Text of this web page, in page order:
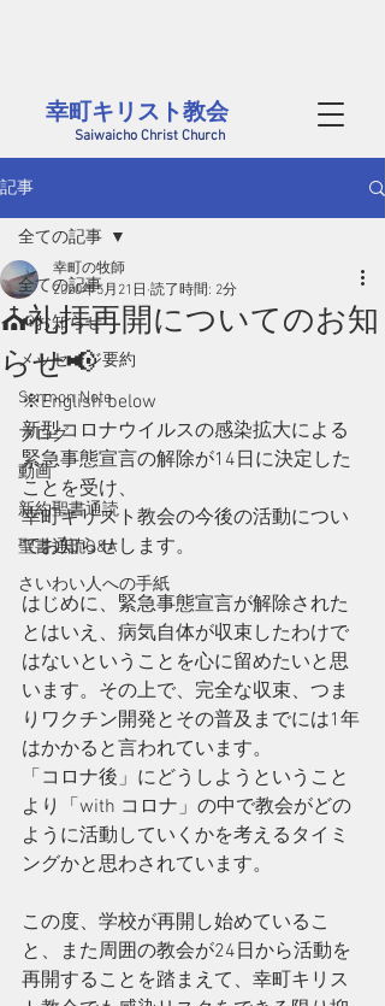
幸町キリスト教会​
Saiwaicho Christ Church
記事
全ての記事
📢お知らせ
メッセージ要約
Sermon Note
ブログ
動画
新約聖書通読
聖書通読Q&A
さいわい人への手紙
全ての記事
⛪礼拝再開についてのお知
らせ📢
幸町の牧師
2020年5月21日 読了時間: 2分
※English below
新型コロナウイルスの感染拡大による
緊急事態宣言の解除が14日に決定した
ことを受け、
幸町キリスト教会の今後の活動につい
てお知らせします。
はじめに、緊急事態宣言が解除された
とはいえ、病気自体が収束したわけで
はないということを心に留めたいと思
います。その上で、完全な収束、つま
りワクチン開発とその普及までには1年
はかかると言われています。
「コロナ後」にどうしようということ
より「with コロナ」の中で教会がどの
ように活動していくかを考えるタイミ
ングかと思わされています。
この度、学校が再開し始めているこ
と、また周囲の教会が24日から活動を
再開することを踏まえて、幸町キリス